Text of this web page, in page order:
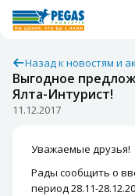
Назад к новостям и
Выгодное
Ялта-Интурист!
11.12.2017
Уважаемые друзья!
Рады сообщить о
период 28.11-